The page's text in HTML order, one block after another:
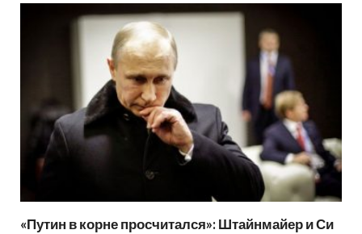
«Путин в корне просчитался»: Штайнмайер и Си